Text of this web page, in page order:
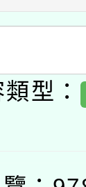
名單
軟體
釋公
型：